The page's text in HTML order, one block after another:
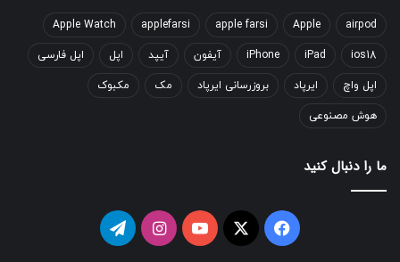
airpod
Apple
apple farsi
applefarsi
Apple Watch
ios18
iPad
iPhone آیفون آیپد اپل اپل فارسی
اپل واچ ایرپاد بروزرسانی ایرپاد مک مکبوک
هوش مصنوعی
ما را دنبال کنید
فیسبوکایکس یوتیوباینستاگرامتلگرام